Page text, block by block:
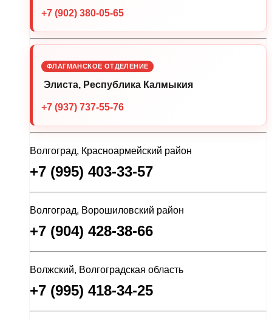
+7 (902) 380-05-65
ФЛАГМАНСКОЕ ОТДЕЛЕНИЕ
Элиста, Республика Калмыкия
+7 (937) 737-55-76
Волгоград, Красноармейский район
+7 (995) 403-33-57
Волгоград, Ворошиловский район
+7 (904) 428-38-66
Волжский, Волгоградская область
+7 (995) 418-34-25